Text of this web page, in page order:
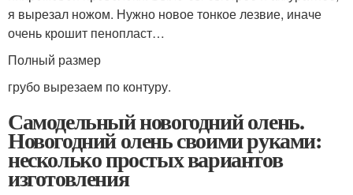
я вырезал ножом. Нужно новое тонкое лезвие, иначе
очень крошит пенопласт…
Полный размер
грубо вырезаем по контуру.
Самодельный новогодний олень.
Новогодний олень своими руками:
несколько простых вариантов
изготовления